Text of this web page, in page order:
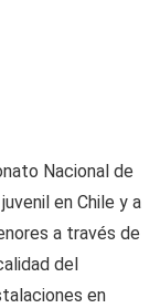
Nacional de
en Chile y a
a través de
del
en